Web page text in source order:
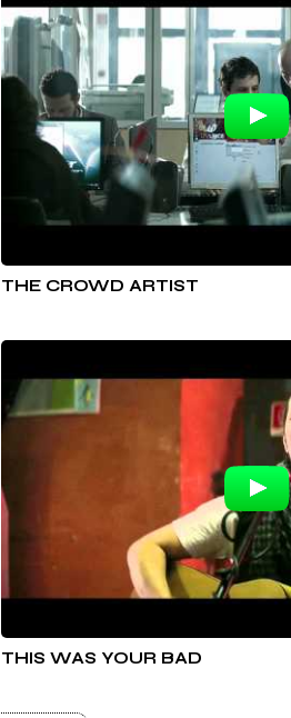
THE CROWD ARTIST
THIS WAS YOUR BAD